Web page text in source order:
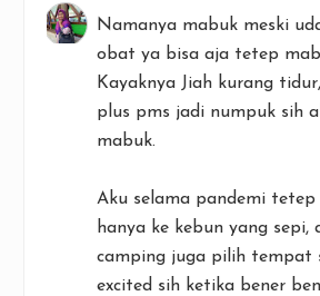
Namanya mabuk meski
obat ya bisa aja tetep
Kayaknya Jiah kurang
plus pms jadi numpuk sih
mabuk.
Aku selama pandemi tetep
hanya ke kebun yang sepi,
camping juga pilih tempat
excited sih ketika bener